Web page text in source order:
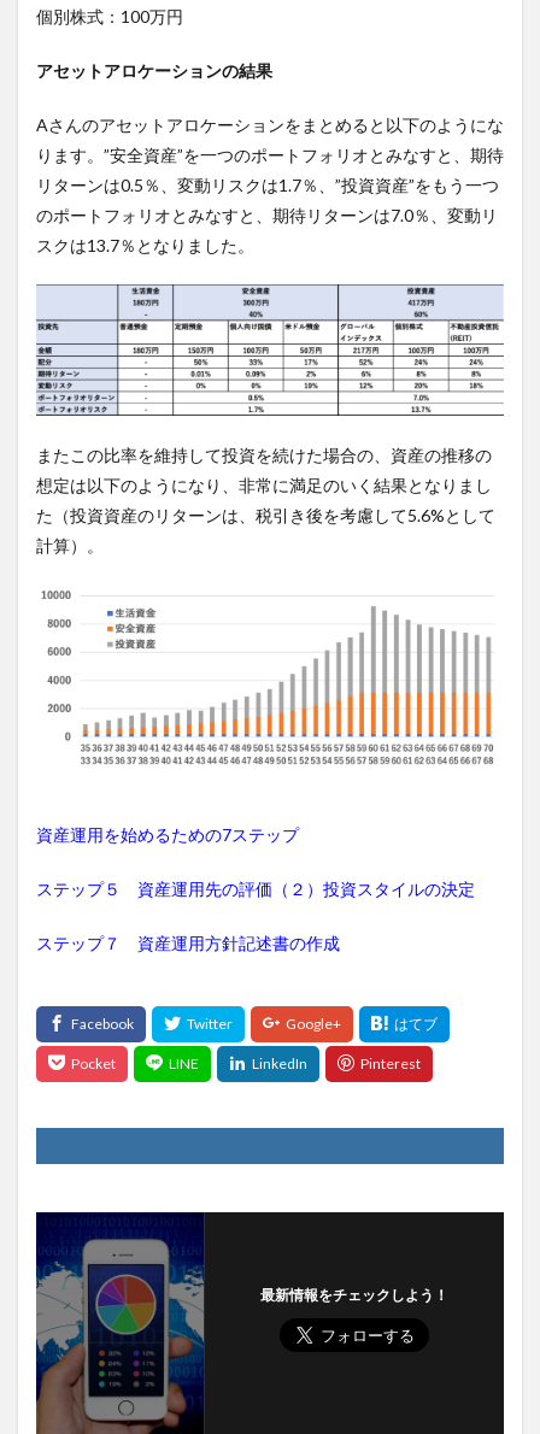
個別株式：100万円
アセットアロケーションの結果
Aさんのアセットアロケーションをまとめると以下のようにな
ります。”安全資産”を一つのポートフォリオとみなすと、期待
リターンは0.5％、変動リスクは1.7％、”投資資産”をもう一つ
のポートフォリオとみなすと、期待リターンは7.0％、変動リ
スクは13.7％となりました。
またこの比率を維持して投資を続けた場合の、資産の推移の
想定は以下のようになり、非常に満足のいく結果となりまし
た（投資資産のリターンは、税引き後を考慮して5.6%として
計算）。
資産運用を始めるための7ステップ
ステップ５ 資産運用先の評価（２）投資スタイルの決定
ステップ７ 資産運用方針記述書の作成
最新情報をチェックしよう！